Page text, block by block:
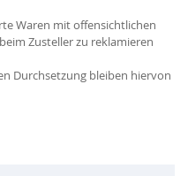
Waren mit offensichtlichen
Zusteller zu reklamieren
Durchsetzung bleiben hiervon